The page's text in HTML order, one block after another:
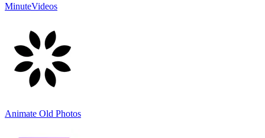
MinuteVideos
Animate Old Photos